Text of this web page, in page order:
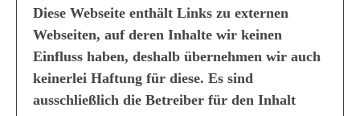
Diese Webseite enthält Links zu externen
Webseiten, auf deren Inhalte wir keinen
Einfluss haben, deshalb übernehmen wir auch
keinerlei Haftung für diese. Es sind
ausschließlich die Betreiber für den Inhalt